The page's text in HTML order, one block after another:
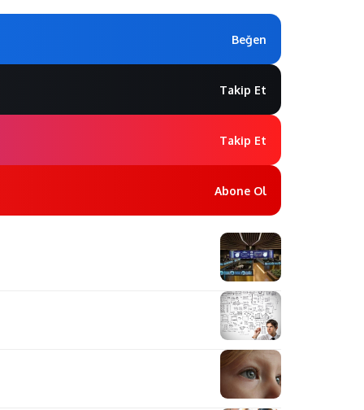
Beğen
Takip Et
Takip Et
Abone Ol